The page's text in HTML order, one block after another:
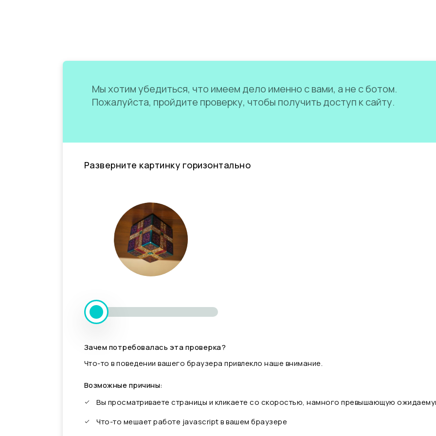
Мы хотим убедиться, что имеем дело именно с вами, а не с ботом.
Пожалуйста, пройдите проверку, чтобы получить доступ к сайту.
Разверните картинку горизонтально
Зачем потребовалась эта проверка?
Что-то в поведении вашего браузера привлекло наше внимание.
Возможные причины:
Вы просматриваете страницы и кликаете со скоростью, намного превышающую
Что-то мешает работе javascript в вашем браузере